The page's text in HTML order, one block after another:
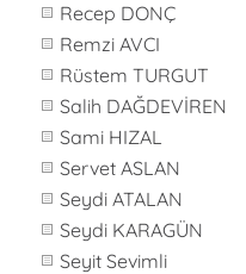
Recep DONÇ
Remzi AVCI
Rüstem TURGUT
Salih DAĞDEVİREN
Sami HIZAL
Servet ASLAN
Seydi ATALAN
Seydi KARAGÜN
Seyit Sevimli